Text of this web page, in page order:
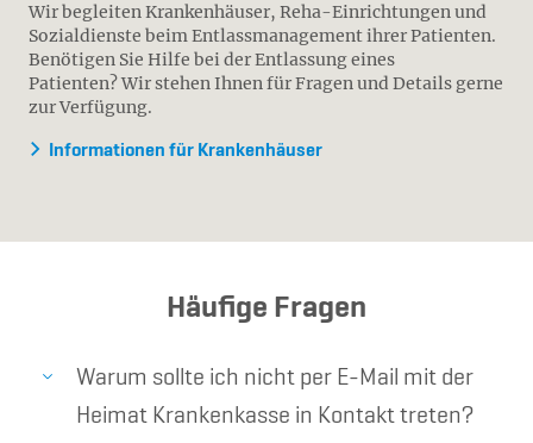
Wir begleiten Krankenhäuser, Reha-Einrichtungen und
Sozialdienste beim Entlassmanagement ihrer Patienten.
Benötigen Sie Hilfe bei der Entlassung eines
Patienten? Wir stehen Ihnen für Fragen und Details gerne
zur Verfügung.
Informationen für Krankenhäuser
Häufige Fragen
Warum sollte ich nicht per E-Mail mit der
Heimat Krankenkasse in Kontakt treten?